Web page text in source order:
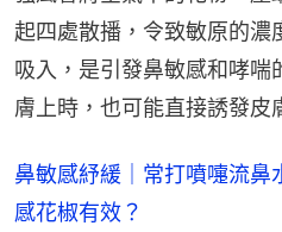
起四處散播，令致敏原的濃
吸入，是引發鼻敏感和哮喘
膚上時，也可能直接誘發皮
鼻敏感紓緩｜常打噴嚏流鼻
感花椒有效？